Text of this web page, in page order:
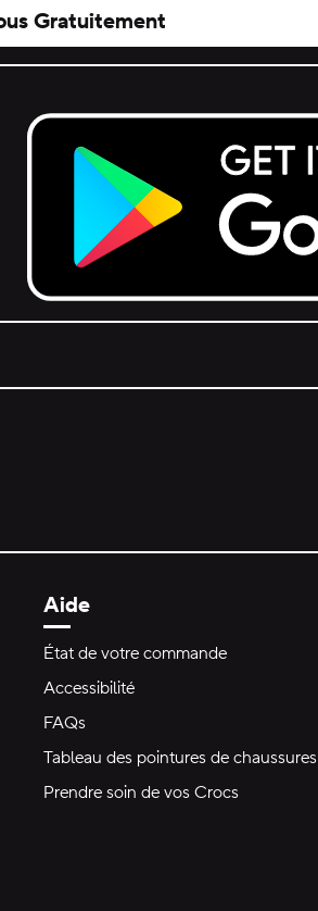
Gratuitement
Get it on Google Play.
Aide
État de votre commande
Accessibilité
FAQs
Tableau des pointures de chaussures
Prendre soin de vos Crocs